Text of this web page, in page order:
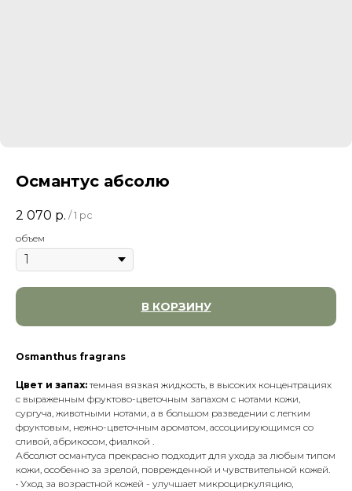
Османтус абсолю
2 070 р. / 1 pc
объем
В КОРЗИНУ
Osmanthus fragrans
Цвет и запах:темная вязкая жидкость, в высоких концентрациях
с выраженным фруктово-цветочным запахом с нотами кожи,
сургуча, животными нотами, а в большом разведении с легким
фруктовым, нежно-цветочным ароматом, ассоциирующимся со
сливой, абрикосом, фиалкой .
Абсолют османтуса прекрасно подходит для ухода за любым типом
кожи, особенно за зрелой, поврежденной и чувствительной кожей.
• Уход за возрастной кожей - улучшает микроциркуляцию,